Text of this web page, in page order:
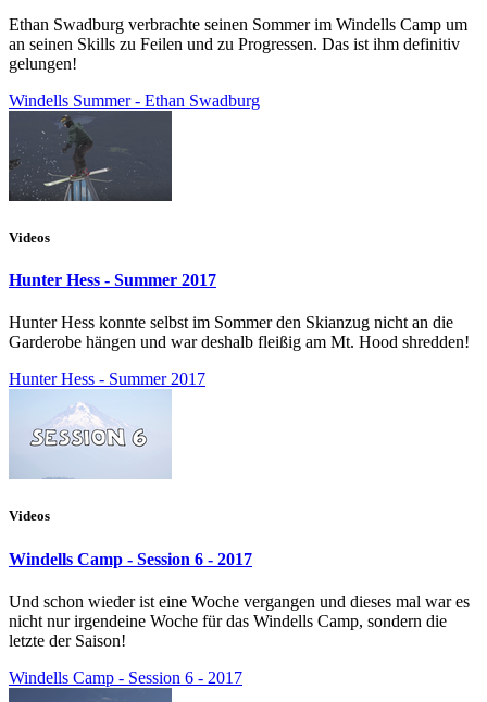
Ethan Swadburg verbrachte seinen Sommer im Windells Camp um
an seinen Skills zu Feilen und zu Progressen. Das ist ihm definitiv
gelungen!
Windells Summer - Ethan Swadburg
Videos
Hunter Hess - Summer 2017
Hunter Hess konnte selbst im Sommer den Skianzug nicht an die
Garderobe hängen und war deshalb fleißig am Mt. Hood shredden!
Hunter Hess - Summer 2017
Videos
Windells Camp - Session 6 - 2017
Und schon wieder ist eine Woche vergangen und dieses mal war es
nicht nur irgendeine Woche für das Windells Camp, sondern die
letzte der Saison!
Windells Camp - Session 6 - 2017